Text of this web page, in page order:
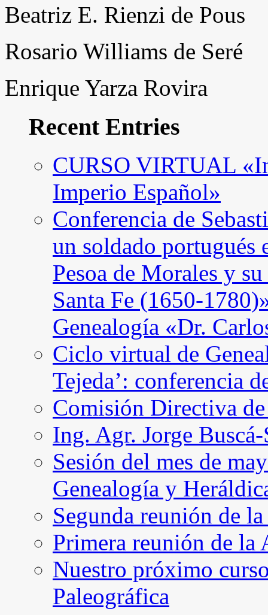
Beatriz E. Rienzi de Pous
Rosario Williams de Seré
Enrique Yarza Rovira
Recent Entries
CURSO VIRTUAL
Imperio Español»
Conferencia de
un soldado portugués
Pesoa de Morales y
Santa Fe (1650-
Genealogía «Dr.
Ciclo virtual de
Tejeda’: conferencia
Comisión Directiva
Ing. Agr. Jorge
Sesión del mes de
Genealogía y
Segunda reunión de
Primera reunión de la
Nuestro próximo
Paleográfica